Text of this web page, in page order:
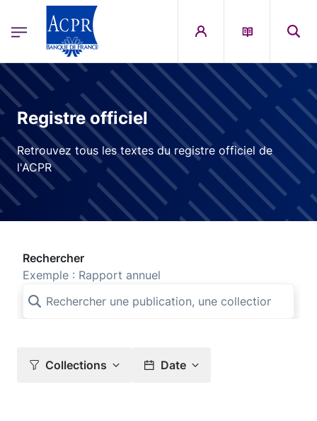
ACPR Menu Principal (French)
Registre officiel
Retrouvez tous les textes du registre officiel de
l'ACPR
Rechercher
Exemple : Rapport annuel
Collections Date